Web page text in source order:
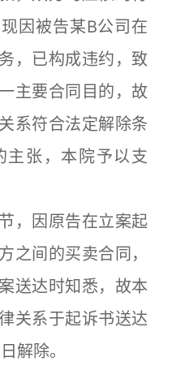
因被告某B公司在
，已构成违约，致
主要合同目的，故
系符合法定解除条
主张，本院予以支
因原告在立案起
之间的买卖合同，
送达时知悉，故本
关系于起诉书送达
解除。